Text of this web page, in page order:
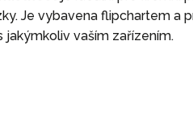
Je vybavena flipchartem a
jakýmkoliv vaším zařízením.